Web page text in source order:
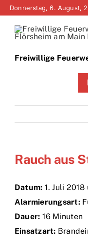
Zum
springen
Donnerstag, 6. August,
Freiwillige
Home
Bürgerinfo
Über uns
Technik
Rauch aus
Datum: 1. Juli 2018
Alarmierungsart:
Dauer: 16 Minuten
Einsatzart: